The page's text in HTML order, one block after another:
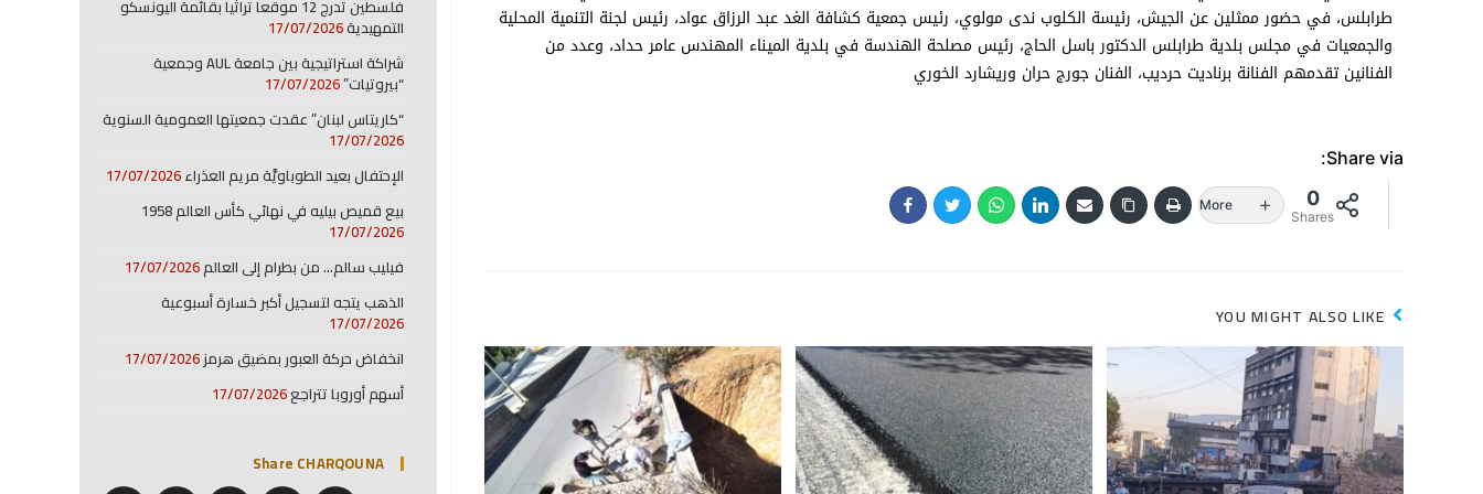
طرابلس، في حضور ممثلين عن الجيش، رئيسة الكلوب ندى مولوي، رئيس جمعية كشافة الغد عبد الرزاق عواد، رئيس لجنة التنمية المحلية
والجمعيات في مجلس بلدية طرابلس الدكتور باسل الحاج، رئيس مصلحة الهندسة في بلدية الميناء المهندس عامر حداد، وعدد من
الفنانين تقدمهم الفنانة برناديت حرديب، الفنان جورج حران وريشارد الخوري
Share via:
0
Shares
More
YOU MIGHT ALSO LIKE
فلسطين تدرج 12 موقعا تراثيا بقائمة اليونسكو
التمهيدية17/07/2026
شراكة استراتيجية بين جامعة AUL وجمعية
“بيروتيات”17/07/2026
“كاريتاس لبنان” عقدت جمعيتها العمومية السنوية
17/07/2026
الإحتفال بعيد الطوباويَّة مريم العذراء17/07/2026
بيع قميص بيليه في نهائي كأس العالم 1958
17/07/2026
فيليب سالم… من بطرام إلى العالم17/07/2026
الذهب يتجه لتسجيل أكبر خسارة أسبوعية
17/07/2026
انخفاض حركة العبور بمضيق هرمز17/07/2026
أسهم أوروبا تتراجع17/07/2026
Share CHARQOUNA